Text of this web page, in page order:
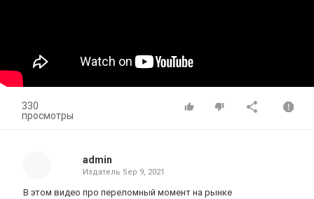
330
просмотры
admin
Издатель Sep 9, 2021
В этом видео про переломный момент на рынке